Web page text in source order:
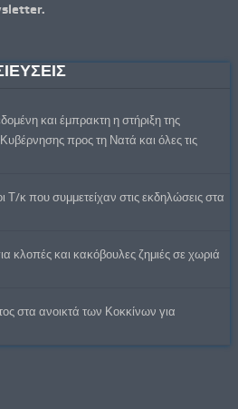
και έμπρακτη η στήριξη της
προς τη Νατά και όλες τις
κ που συμμετείχαν στις εκδηλώσεις στα
κλοπές και κακόβουλες ζημιές σε χωριά
στα ανοικτά των Κοκκίνων για